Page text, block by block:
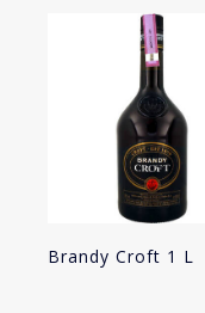
Brandy Croft 1 L